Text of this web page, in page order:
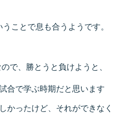
ことで息も合うようです。
で、勝とうと負けようと、
合で学ぶ時期だと思います
かったけど、それができなく